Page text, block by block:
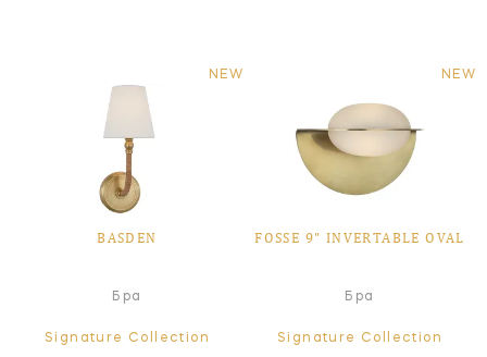
NEW
BASDEN
Бра
Signature Collection
NEW
FOSSE 9" INVERTABLE OVAL
Бра
Signature Collection